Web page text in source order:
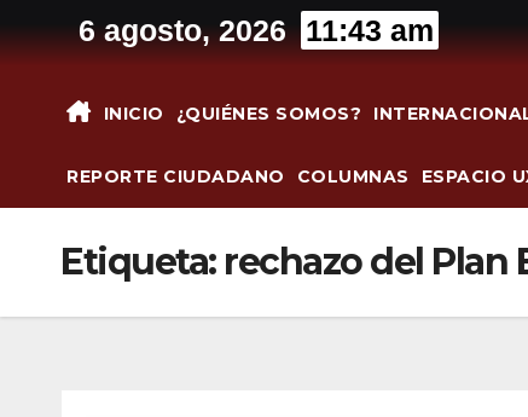
al
6 agosto, 2026 11:43 am
INICIO ¿QUIÉNES SOMOS?
REPORTE CIUDADANO COLUMNAS ESPACIO
Etiqueta: rechazo del Plan